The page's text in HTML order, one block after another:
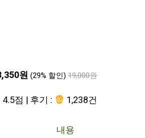
원 (29% 할인) 19,000원
점 | 후기 : 1,238건
내용